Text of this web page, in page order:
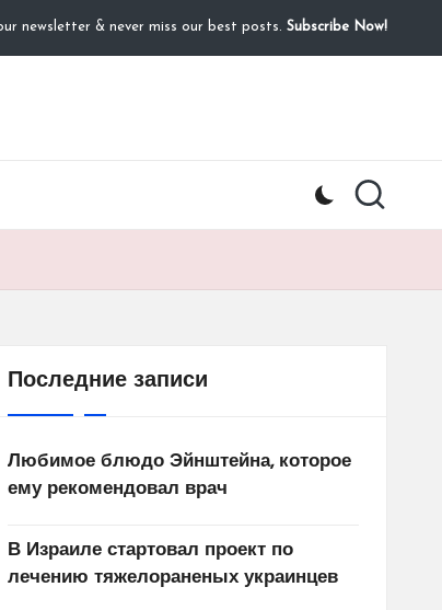
newsletter & never miss our best posts. Subscribe Now!
Последние записи
Любимое блюдо Эйнштейна, которое
ему рекомендовал врач
В Израиле стартовал проект по
лечению тяжелораненых украинцев